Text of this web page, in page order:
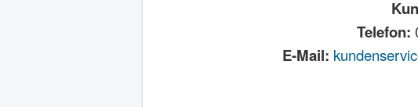
Telefon:
E-Mail: